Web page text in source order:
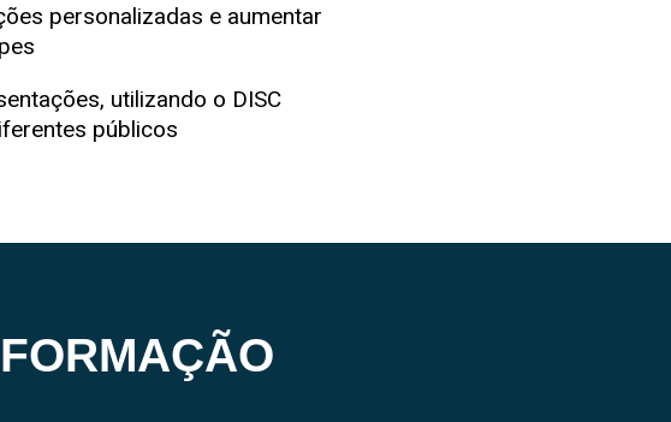
personalizadas e aumentar
utilizando o DISC
públicos